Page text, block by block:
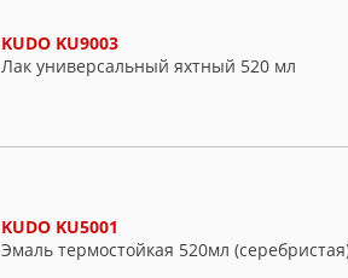
KUDO KU9003
Лак универсальный яхтный 520 мл
KUDO KU5001
Эмаль термостойкая 520мл